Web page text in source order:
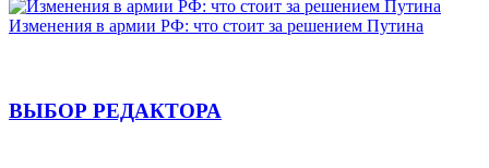
Изменения в армии РФ: что стоит за решением Путина
ВЫБОР РЕДАКТОРА